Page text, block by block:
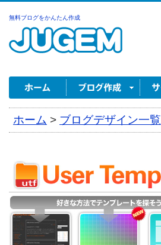
無料ブログをかんたん作成
ホーム > ブログデザイン一覧